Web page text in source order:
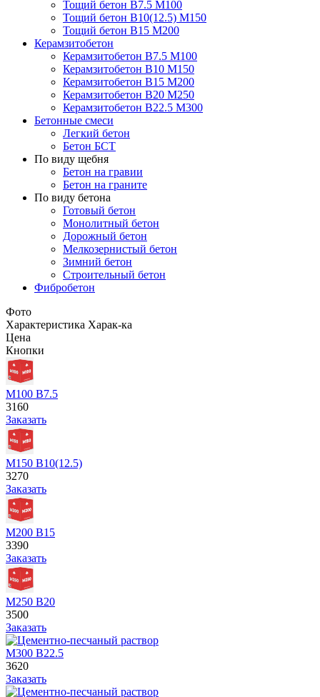
Тощий бетон В7.5 М100
Тощий бетон В10(12.5) М150
Тощий бетон В15 М200
Керамзитобетон
Керамзитобетон В7.5 М100
Керамзитобетон В10 М150
Керамзитобетон В15 М200
Керамзитобетон В20 М250
Керамзитобетон В22.5 М300
Бетонные смеси
Легкий бетон
Бетон БСТ
По виду щебня
Бетон на гравии
Бетон на граните
По виду бетона
Готовый бетон
Монолитный бетон
Дорожный бетон
Мелкозернистый бетон
Зимний бетон
Строительный бетон
Фибробетон
Фото
Характеристика Харак-ка
Цена
Кнопки
М100 В7.5
3160
Заказать
М150 В10(12.5)
3270
Заказать
М200 В15
3390
Заказать
М250 В20
3500
Заказать
М300 В22.5
3620
Заказать